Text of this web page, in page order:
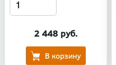
2 448 руб.